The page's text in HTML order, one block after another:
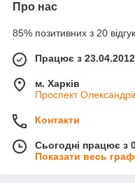
Про нас
85% позитивних з 20
Працює з 23.04.2012
м. Харків
Проспект
Контакти
Сьогодні працює з
Показати весь